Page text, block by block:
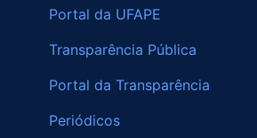
Portal da UFAPE
Transparência Pública
Portal da Transparência
Periódicos